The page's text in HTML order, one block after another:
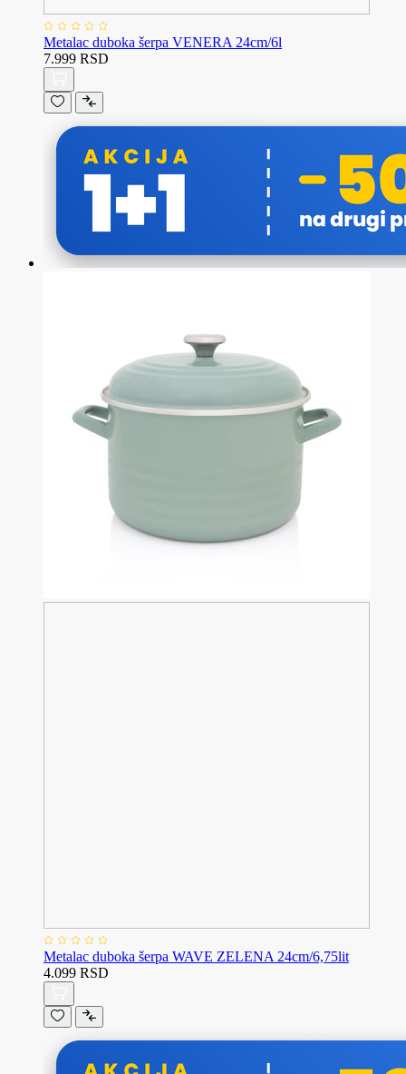
Metalac duboka šerpa VENERA 24cm/6l
7.999 RSD
Metalac duboka šerpa WAVE ZELENA 24cm/6,75lit
4.099 RSD